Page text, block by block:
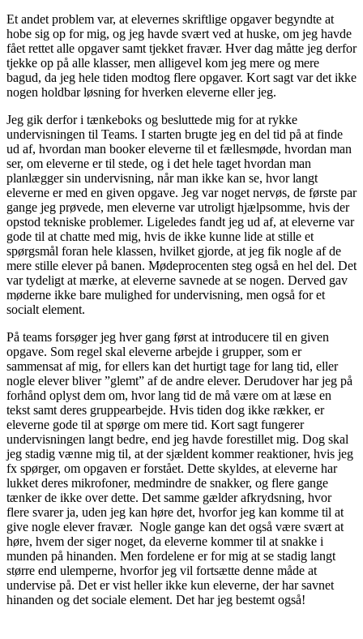
Et andet problem var, at elevernes skriftlige opgaver begyndte at
hobe sig op for mig, og jeg havde svært ved at huske, om jeg havde
fået rettet alle opgaver samt tjekket fravær. Hver dag måtte jeg derfor
tjekke op på alle klasser, men alligevel kom jeg mere og mere
bagud, da jeg hele tiden modtog flere opgaver. Kort sagt var det ikke
nogen holdbar løsning for hverken eleverne eller jeg.
Jeg gik derfor i tænkeboks og besluttede mig for at rykke
undervisningen til Teams. I starten brugte jeg en del tid på at finde
ud af, hvordan man booker eleverne til et fællesmøde, hvordan man
ser, om eleverne er til stede, og i det hele taget hvordan man
planlægger sin undervisning, når man ikke kan se, hvor langt
eleverne er med en given opgave. Jeg var noget nervøs, de første par
gange jeg prøvede, men eleverne var utroligt hjælpsomme, hvis der
opstod tekniske problemer. Ligeledes fandt jeg ud af, at eleverne var
gode til at chatte med mig, hvis de ikke kunne lide at stille et
spørgsmål foran hele klassen, hvilket gjorde, at jeg fik nogle af de
mere stille elever på banen. Mødeprocenten steg også en hel del. Det
var tydeligt at mærke, at eleverne savnede at se nogen. Derved gav
møderne ikke bare mulighed for undervisning, men også for et
socialt element.
På teams forsøger jeg hver gang først at introducere til en given
opgave. Som regel skal eleverne arbejde i grupper, som er
sammensat af mig, for ellers kan det hurtigt tage for lang tid, eller
nogle elever bliver ”glemt” af de andre elever. Derudover har jeg på
forhånd oplyst dem om, hvor lang tid de må være om at læse en
tekst samt deres gruppearbejde. Hvis tiden dog ikke rækker, er
eleverne gode til at spørge om mere tid. Kort sagt fungerer
undervisningen langt bedre, end jeg havde forestillet mig. Dog skal
jeg stadig vænne mig til, at der sjældent kommer reaktioner, hvis jeg
fx spørger, om opgaven er forstået. Dette skyldes, at eleverne har
lukket deres mikrofoner, medmindre de snakker, og flere gange
tænker de ikke over dette. Det samme gælder afkrydsning, hvor
flere svarer ja, uden jeg kan høre det, hvorfor jeg kan komme til at
give nogle elever fravær. Nogle gange kan det også være svært at
høre, hvem der siger noget, da eleverne kommer til at snakke i
munden på hinanden. Men fordelene er for mig at se stadig langt
større end ulemperne, hvorfor jeg vil fortsætte denne måde at
undervise på. Det er vist heller ikke kun eleverne, der har savnet
hinanden og det sociale element. Det har jeg bestemt også!